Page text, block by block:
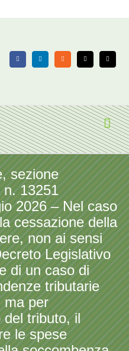
FacebookLinkedIn Rss X Email
sezione
n. 13251
2026 – Nel caso
cessazione della
non ai sensi
Legislativo
di un caso di
tributarie
ma per
del tributo, il
le spese